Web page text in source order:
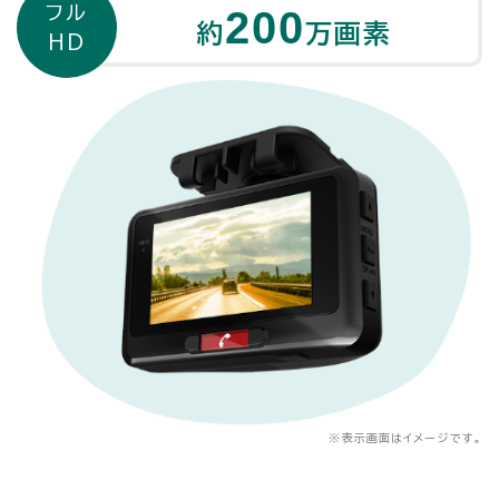
フル
HD
約200万画素
※ 表示画面はイメージです。